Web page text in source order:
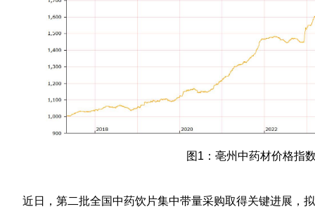
图1：亳州中药材价格指
近日，第二批全国中药饮片集中带量采购取得关键进展，